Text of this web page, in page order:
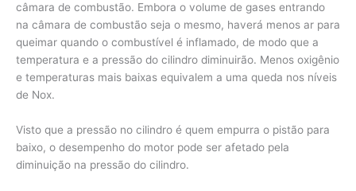
câmara de combustão. Embora o volume de gases entrando
na câmara de combustão seja o mesmo, haverá menos ar para
queimar quando o combustível é inflamado, de modo que a
temperatura e a pressão do cilindro diminuirão. Menos oxigênio
e temperaturas mais baixas equivalem a uma queda nos níveis
de Nox.
Visto que a pressão no cilindro é quem empurra o pistão para
baixo, o desempenho do motor pode ser afetado pela
diminuição na pressão do cilindro.